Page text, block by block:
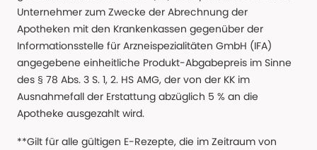
Unternehmer zum Zwecke der Abrechnung der
Apotheken mit den Krankenkassen gegenüber der
Informationsstelle für Arzneispezialitäten GmbH (IFA)
angegebene einheitliche Produkt-Abgabepreis im Sinne
des § 78 Abs. 3 S. 1, 2. HS AMG, der von der KK im
Ausnahmefall der Erstattung abzüglich 5 % an die
Apotheke ausgezahlt wird.
**Gilt für alle gültigen E-Rezepte, die im Zeitraum von